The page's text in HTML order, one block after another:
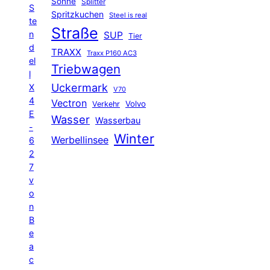
S
te
n
d
el
l
X
4
E
-
6
2
7
v
o
n
B
e
a
c
Spritzkuchen Steel is real
Straße SUP Tier
TRAXX Traxx P160 AC3
Triebwagen
Uckermark V70
Vectron Verkehr Volvo
Wasser Wasserbau
Werbellinsee Winter